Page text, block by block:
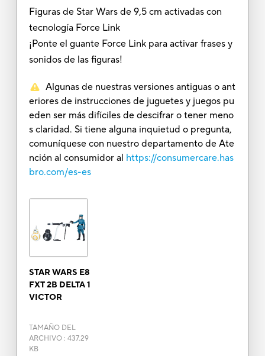
Figuras de Star Wars de 9,5 cm activadas con
tecnología Force Link
¡Ponte el guante Force Link para activar frases y
sonidos de las figuras!
Algunas de nuestras versiones antiguas o ant
eriores de instrucciones de juguetes y juegos pu
eden ser más difíciles de descifrar o tener meno
s claridad. Si tiene alguna inquietud o pregunta,
comuníquese con nuestro departamento de Ate
nción al consumidor al https://consumercare.has
bro.com/es-es
STAR WARS E8
FXT 2B DELTA 1
VICTOR
TAMAÑO DEL
ARCHIVO: 437.29
KB